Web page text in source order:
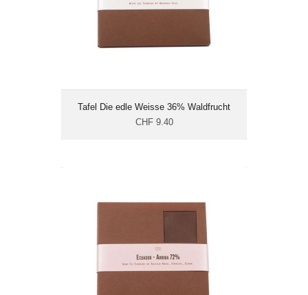
Tafel Die edle Weisse 36% Waldfrucht
CHF 9.40
CHF 9.20
Gewicht: 100 g
Energie: 585 kcal/100g